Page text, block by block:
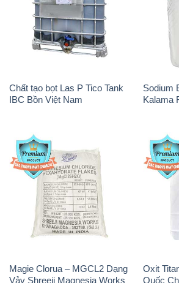
Chất tạo bọt Las P Tico Tank
IBC Bồn Việt Nam
Sodium
Kalama
Magie Clorua – MGCL2 Dạng
Vảy Shreeji Magnesia Works
Oxit
Quốc